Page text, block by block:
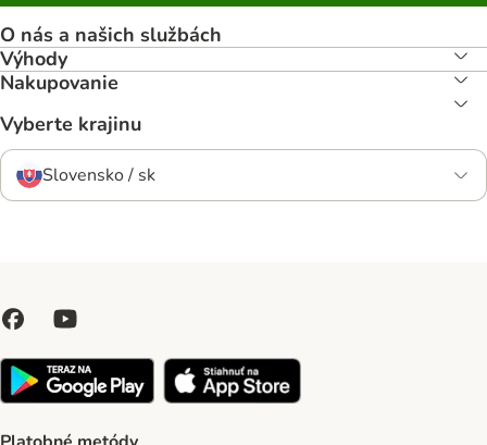
O nás a našich službách
Výhody
Nakupovanie
Vyberte krajinu
Slovensko / sk